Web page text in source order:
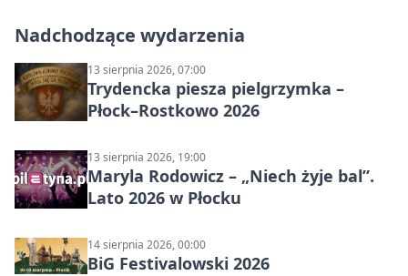
Nadchodzące wydarzenia
13 sierpnia 2026, 07:00
Trydencka piesza pielgrzymka –
Płock–Rostkowo 2026
13 sierpnia 2026, 19:00
Maryla Rodowicz – „Niech żyje bal”.
Lato 2026 w Płocku
14 sierpnia 2026, 00:00
BiG Festivalowski 2026